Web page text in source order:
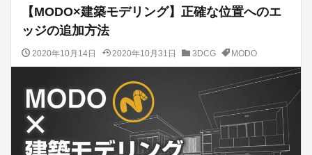
【MODO×建築モデリング】正確な位置へのエ
ッジの追加方法
2020年10月14日 2020年10月31日 3DCG MODO